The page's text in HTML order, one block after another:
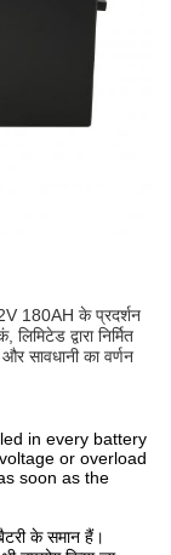
180AH के प्रदर्शन
द्वारा निर्मित
सावधानी का वर्णन
in every battery
or overload
soon as the
के समान हैं।